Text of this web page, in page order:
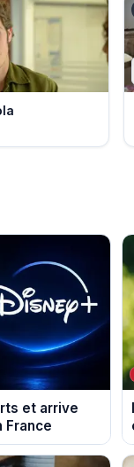
et arrive
France